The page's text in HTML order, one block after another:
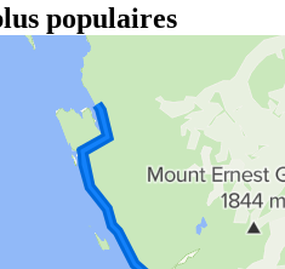
populaires